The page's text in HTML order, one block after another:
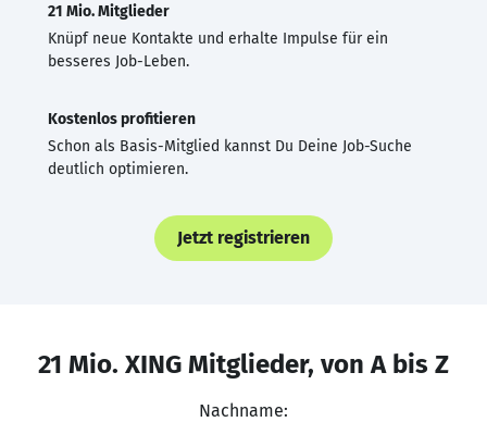
21 Mio. Mitglieder
Knüpf neue Kontakte und erhalte Impulse für ein
besseres Job-Leben.
Kostenlos profitieren
Schon als Basis-Mitglied kannst Du Deine Job-Suche
deutlich optimieren.
Jetzt registrieren
21 Mio. XING Mitglieder, von A bis Z
Nachname: